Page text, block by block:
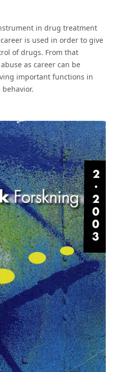
in drug treatment
is used in order to give
of drugs. From that
as career can be
important functions in